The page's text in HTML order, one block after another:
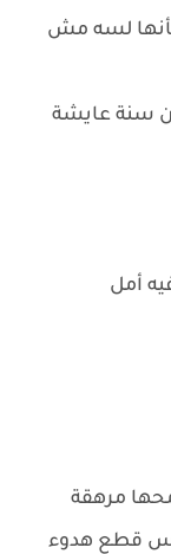
لسه مش
سنة عايشة
أمل
مرهقة
قطع هدوء